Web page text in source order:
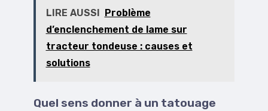
LIRE AUSSI
Problème
d’enclenchement de lame sur
tracteur tondeuse : causes et
solutions
Quel sens donner à un tatouage